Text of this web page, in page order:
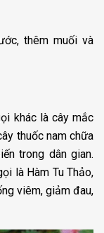
thêm muối và
khác là cây mắc
thuốc nam chữa
trong dân gian.
là Hàm Tu Thảo,
viêm, giảm đau,